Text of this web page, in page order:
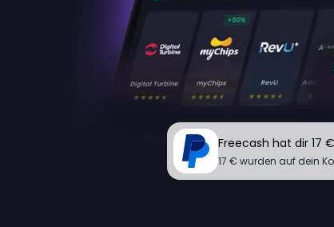
Freecash hat dir 17
17 € wurden auf dein